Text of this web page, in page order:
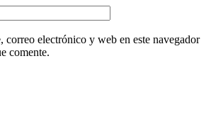
correo electrónico y web en este navegador
comente.